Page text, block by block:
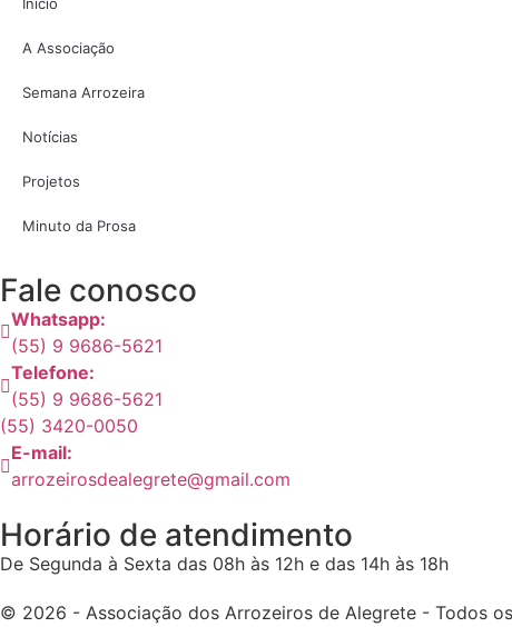
A Associação
Semana Arrozeira
Notícias
Projetos
Minuto da Prosa
Fale conosco
Whatsapp:
(55) 9 9686-5621
Telefone:
(55) 9 9686-5621
(55) 3420-0050
E-mail:
arrozeirosdealegrete@gmail.com
Horário de atendimento
De Segunda à Sexta das 08h às 12h e das 14h às 18h
© 2026 - Associação dos Arrozeiros de Alegrete - Todos